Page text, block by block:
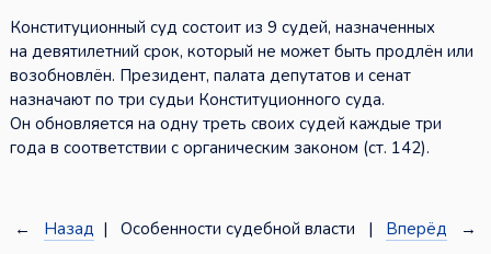
Конституционный суд состоит из 9 судей, назначенных
на девятилетний срок, который не может быть продлён или
возобновлён. Президент, палата депутатов и сенат
назначают по три судьи Конституционного суда.
Он обновляется на одну треть своих судей каждые три
года в соответствии с органическим законом (ст. 142).
← Назад | Особенности судебной власти | Вперёд →